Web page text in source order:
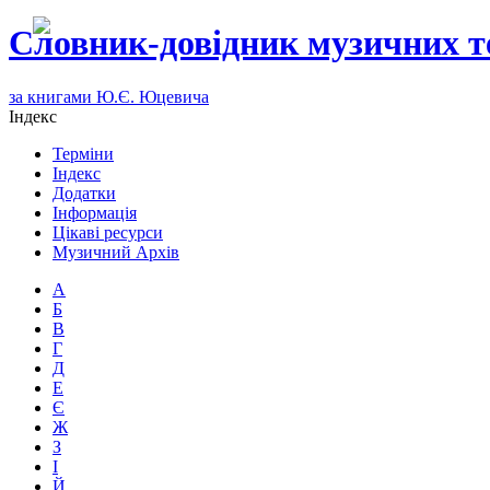
Словник-довідник музичних
за книгами Ю.Є. Юцевича
Індекс
Терміни
Індекс
Додатки
Інформація
Цікаві ресурси
Музичний Архів
А
Б
В
Г
Д
Е
Є
Ж
З
І
Й